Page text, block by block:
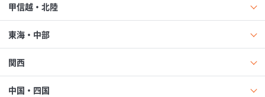
甲信越・北陸
東海・中部
関西
中国・四国